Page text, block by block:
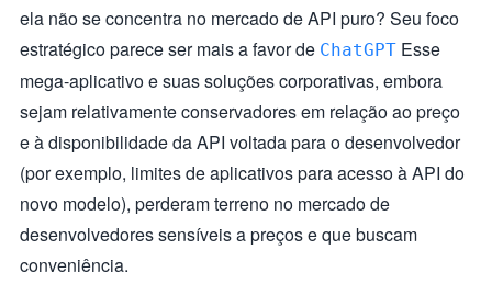
ela não se concentra no mercado de API puro? Seu foco
estratégico parece ser mais a favor de ChatGPT Esse
mega-aplicativo e suas soluções corporativas, embora
sejam relativamente conservadores em relação ao preço
e à disponibilidade da API voltada para o desenvolvedor
(por exemplo, limites de aplicativos para acesso à API do
novo modelo), perderam terreno no mercado de
desenvolvedores sensíveis a preços e que buscam
conveniência.